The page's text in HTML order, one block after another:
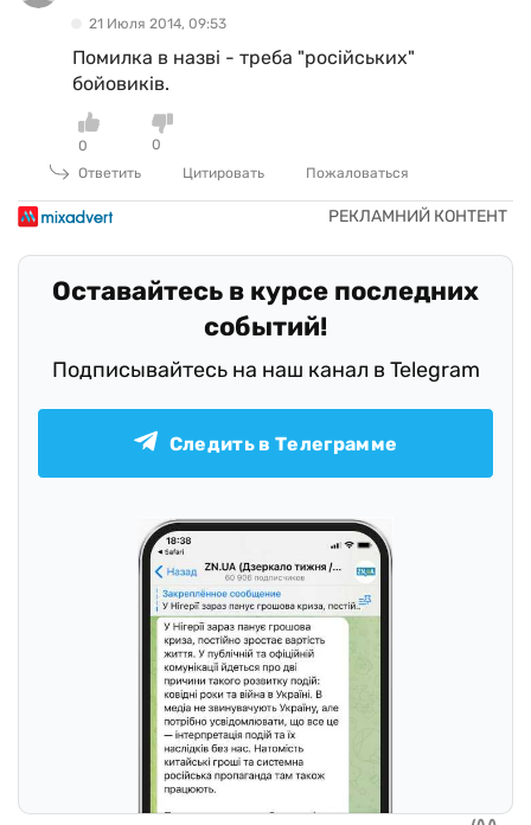
21 Июля 2014, 09:53
Помилка в назві - треба "російських"
бойовиків.
0
0
Ответить
Цитировать Пожаловаться
Оставайтесь в курсе последних
событий!
Подписывайтесь на наш канал в Telegram
Следить в Телеграмме